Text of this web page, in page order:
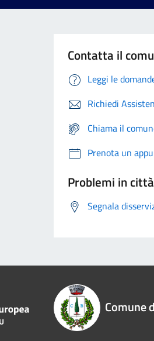
Contatta il
Leggi le
Richiedi
Chiama il
Prenota un
Problemi in città
Segnala
Comune